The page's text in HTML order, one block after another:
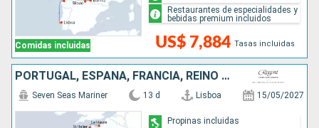
Comidas incluidas US$ 7,884 Tasas incluidas
Restaurantes de especialidades y
bebidas premium incluidos
PORTUGAL, ESPAÑA, FRANCIA, REINO UNIDO
Seven Seas Mariner 13 d Lisboa 15/05/2027
Propinas incluidas